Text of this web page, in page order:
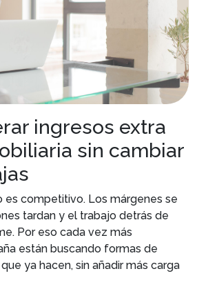
ingresos extra
sin cambiar
es competitivo. Los márgenes se
tardan y el trabajo detrás de
Por eso cada vez más
están buscando formas de
ya hacen, sin añadir más carga